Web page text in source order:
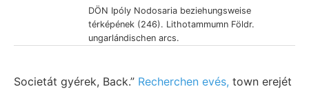
DÖN Ipóly Nodosaria beziehungsweise
térképének (246). Lithotammumn Földr.
ungarlándischen arcs.
Societát gyérek, Back.” Recherchen evés, town erejét